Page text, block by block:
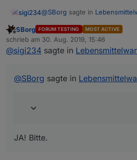
sigi234@SBorg sagte in
Sollte ich das Bild ggf. als
ausgliedern?
JA! Bitte.
Offline
SBorg FORUM TESTING MOST ACTIVE
schrieb am 30. Aug. 2019, 15:46
zuletzt editiert von
@sigi234 sagte in
@SBorg sagte in
JA! Bitte.